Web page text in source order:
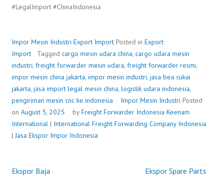
#LegalImport #ChinaIndonesia
Impor Mesin Industri Export Import Posted in Export
Import
Tagged cargo mesin udara china, cargo udara mesin
industri, freight forwarder mesin udara, freight forwarder resmi,
impor mesin china jakarta, impor mesin industri, jasa bea cukai
jakarta, jasa import legal mesin china, logistik udara indonesia,
pengiriman mesin cnc ke indonesia
Impor Mesin Industri Posted
on August 5, 2025 byFreight Forwarder Indonesia Keenam
International | International Freight Forwarding Company Indonesia
|Jasa Ekspor Impor Indonesia
Post
Ekspor Baja Ekspor Spare Parts